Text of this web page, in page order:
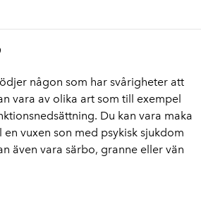
någon som har svårigheter att
vara av olika art som till exempel
Du kan vara maka
vuxen son med psykisk sjukdom
även vara särbo, granne eller vän